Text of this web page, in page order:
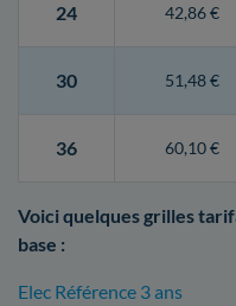
24 42,86 €
30 51,48 €
36 60,10 €
Voici quelques grilles
base :
Elec Référence 3 ans